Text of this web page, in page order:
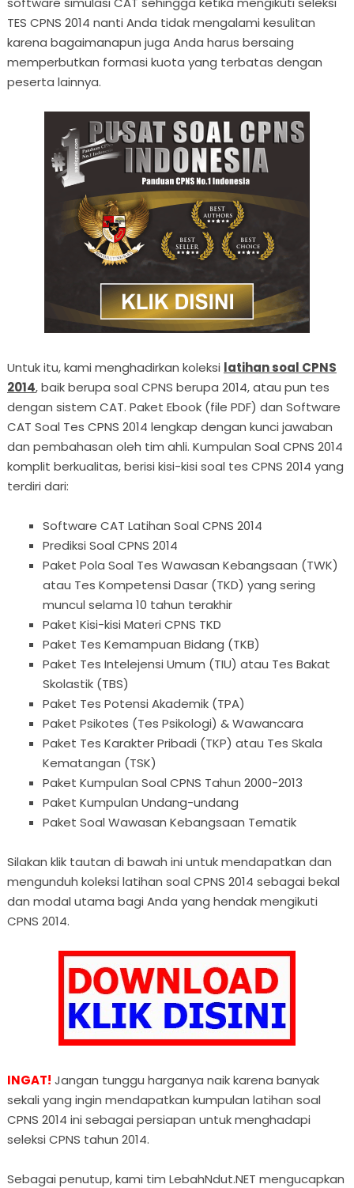
TES CPNS 2014 nanti Anda tidak mengalami kesulitan
karena bagaimanapun juga Anda harus bersaing
memperbutkan formasi kuota yang terbatas dengan
peserta lainnya.
Untuk itu, kami menghadirkan koleksi latihan soal CPNS
2014, baik berupa soal CPNS berupa 2014, atau pun tes
dengan sistem CAT. Paket Ebook (file PDF) dan Software
CAT Soal Tes CPNS 2014 lengkap dengan kunci jawaban
dan pembahasan oleh tim ahli. Kumpulan Soal CPNS 2014
komplit berkualitas, berisi kisi-kisi soal tes CPNS 2014 yang
terdiri dari:
Software CAT Latihan Soal CPNS 2014
Prediksi Soal CPNS 2014
Paket Pola Soal Tes Wawasan Kebangsaan (TWK)
atau Tes Kompetensi Dasar (TKD) yang sering
muncul selama 10 tahun terakhir
Paket Kisi-kisi Materi CPNS TKD
Paket Tes Kemampuan Bidang (TKB)
Paket Tes Intelejensi Umum (TIU) atau Tes Bakat
Skolastik (TBS)
Paket Tes Potensi Akademik (TPA)
Paket Psikotes (Tes Psikologi) & Wawancara
Paket Tes Karakter Pribadi (TKP) atau Tes Skala
Kematangan (TSK)
Paket Kumpulan Soal CPNS Tahun 2000-2013
Paket Kumpulan Undang-undang
Paket Soal Wawasan Kebangsaan Tematik
Silakan klik tautan di bawah ini untuk mendapatkan dan
mengunduh koleksi latihan soal CPNS 2014 sebagai bekal
dan modal utama bagi Anda yang hendak mengikuti
CPNS 2014.
INGAT! Jangan tunggu harganya naik karena banyak
sekali yang ingin mendapatkan kumpulan latihan soal
CPNS 2014 ini sebagai persiapan untuk menghadapi
seleksi CPNS tahun 2014.
Sebagai penutup, kami tim LebahNdut.NET mengucapkan